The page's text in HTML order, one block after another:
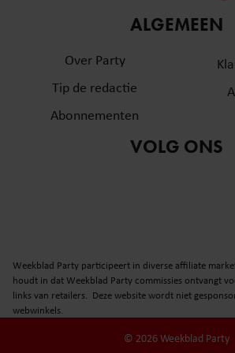
partners voor social media, adverteren
informatie die u aan ze heeft verstrekt
verzameld op basis van uw gebruik
gebruiken.
ALGEMEEN
Over Party
Tip de redactie
Abonnementen
VOLG ONS
Weekblad Party participeert in diverse affiliate
houdt in dat Weekblad Party commissies ontvangt
links van retailers. Deze website wordt niet
webwinkels.
© 2026 Weekblad Party